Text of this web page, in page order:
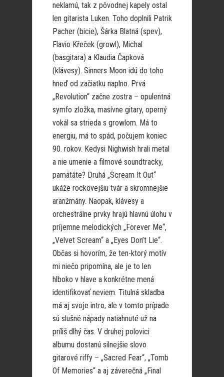
neklamú, tak z pôvodnej kapely ostal
len gitarista Luken. Toho doplnili Patrik
Pacher (bicie), Šárka Blatná (spev),
Flavio Křeček (growl), Michal
(basgitara) a Klaudia Čapková
(klávesy). Sinners Moon idú do toho
hneď od začiatku naplno. Prvá
„Revolution“ začne zostra – opulentná
symfo zložka, masívne gitary, operný
vokál sa strieda s growlom. Má to
energiu, má to spád, počujem koniec
90. rokov. Kedysi Nighwish hrali metal
a nie umenie a filmové soundtracky,
pamätáte? Druhá „Scream It Out“
ukáže rockovejšiu tvár a skromnejšie
aranžmány. Naopak, klávesy a
orchestrálne prvky hrajú hlavnú úlohu v
príjemne melodických „Forever Me“,
„Velvet Scream“ a „Eyes Don’t Lie“.
Občas si hovorím, že ten-ktorý motív
mi niečo pripomína, ale je to len
hlboko v hlave a konkrétne mená
identifikovať neviem. Titulná skladba
má aj svoje intro, ale v tomto prípade
sú slušné nápady natiahnuté už na
príliš dlhý čas. V druhej polovici
albumu dostanú silnejšie slovo
gitarové riffy – „Sacred Fear“, „Tomb
Of Memories“ a aj záverečná „Final